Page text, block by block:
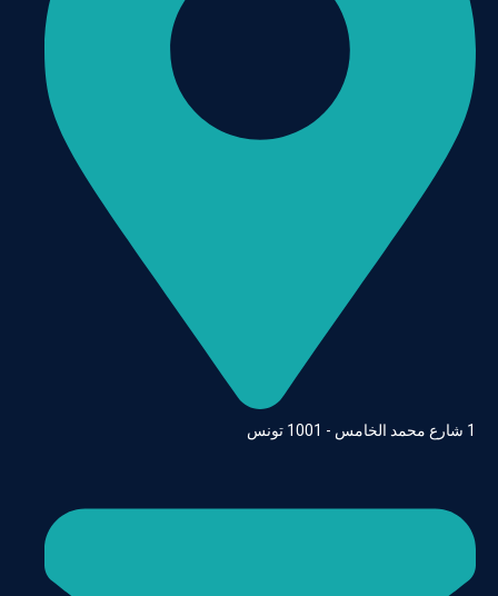
1 شارع محمد الخامس - 1001 تونس